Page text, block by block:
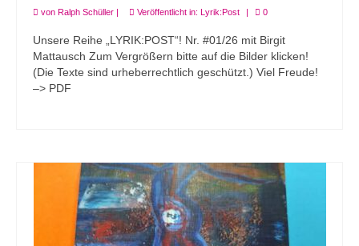
von Ralph Schüller | Veröffentlicht in: Lyrik:Post | 0
Unsere Reihe „LYRIK:POST“! Nr. #01/26 mit Birgit
Mattausch Zum Vergrößern bitte auf die Bilder klicken!
(Die Texte sind urheberrechtlich geschützt.) Viel Freude!
–> PDF